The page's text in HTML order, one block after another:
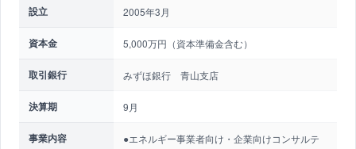
設立 2005年3月
資本金 5,000万円（資本準備金含む）
取引銀行 みずほ銀行 青山支店
決算期 9月
事業内容
●エネルギー事業者向け・企業向けコンサルテ